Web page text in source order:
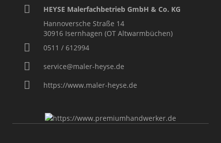
HEYSE Malerfachbetrieb GmbH & Co. KG
Hannoversche Straße 14
30916 Isernhagen (OT Altwarmbüchen)
0511 / 612994
service@maler-heyse.de
https://www.maler-heyse.de